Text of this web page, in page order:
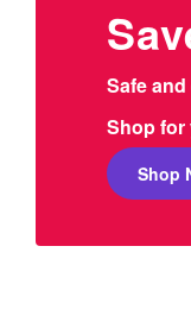
Safe
Shop for
Shop